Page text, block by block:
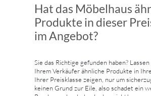
Hat das Möbelhaus
Produkte in dieser
im Angebot?
Sie das Richtige gefunden haben?
Ihrem Verkäufer ähnliche Produkte in
Ihrer Preisklasse zeigen, nur um
keinen Grund zur Eile, also schadet ein